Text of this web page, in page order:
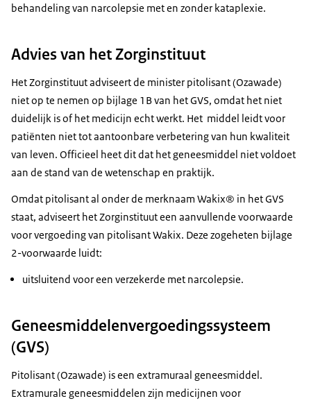
behandeling van narcolepsie met en zonder kataplexie.
Advies van het Zorginstituut
Het Zorginstituut adviseert de minister pitolisant (Ozawade)
niet op te nemen op bijlage 1B van het GVS, omdat het niet
duidelijk is of het medicijn echt werkt. Het middel leidt voor
patiënten niet tot aantoonbare verbetering van hun kwaliteit
van leven. Officieel heet dit dat het geneesmiddel niet voldoet
aan de stand van de wetenschap en praktijk.
Omdat pitolisant al onder de merknaam Wakix® in het GVS
staat, adviseert het Zorginstituut een aanvullende voorwaarde
voor vergoeding van pitolisant Wakix. Deze zogeheten bijlage
2-voorwaarde luidt:
uitsluitend voor een verzekerde met narcolepsie.
Geneesmiddelenvergoedingssysteem
(GVS)
Pitolisant (Ozawade) is een extramuraal geneesmiddel.
Extramurale geneesmiddelen zijn medicijnen voor